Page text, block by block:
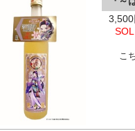
こ